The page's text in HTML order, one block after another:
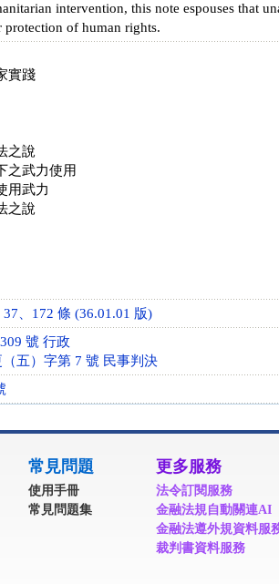
intervention, this note espouses that
of human rights.
實踐
之說
之武力使用
用武力
之說
、172 條 (36.01.01 版)
號 行政
五）字第 7 號 民事判決
常見問題
使用手冊
常見問題集
更多服務
法令訂閱服務
金融法規自動關連AI
金融法遵外規資料服
裁判書資料服務